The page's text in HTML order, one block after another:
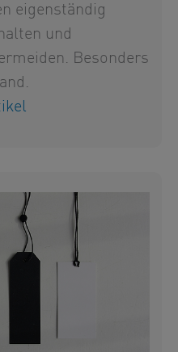
eigenständig
und
Besonders